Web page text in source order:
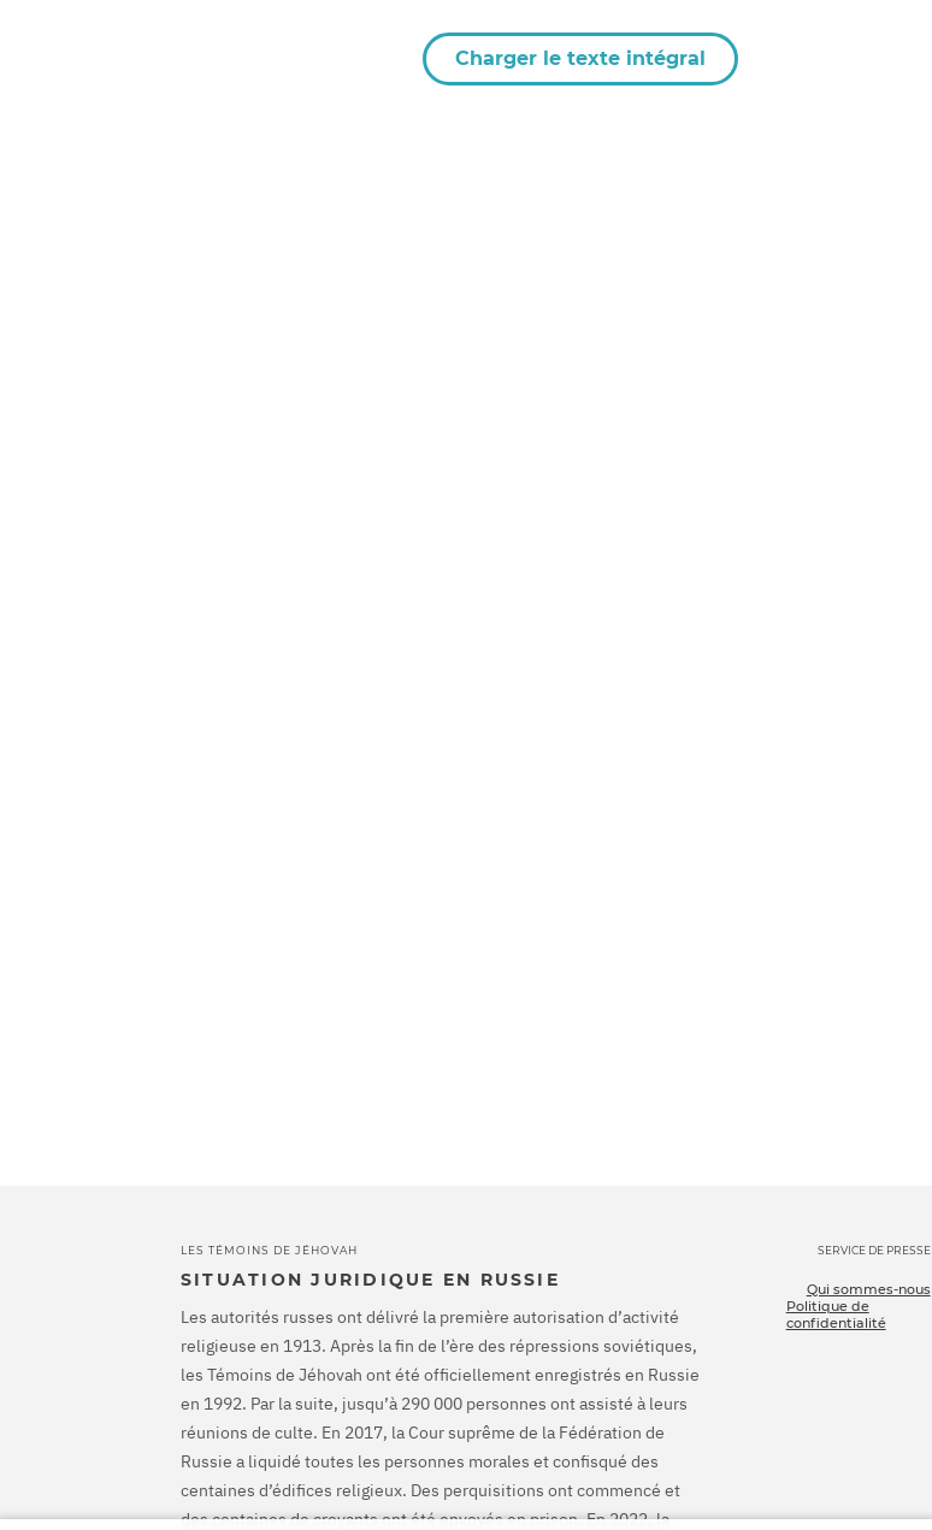
Charger le texte intégral
LES TÉMOINS DE JÉHOVAH
SITUATION JURIDIQUE EN RUSSIE
Les autorités russes ont délivré la première autorisation d’activité
religieuse en 1913. Après la fin de l’ère des répressions soviétiques,
les Témoins de Jéhovah ont été officiellement enregistrés en Russie
en 1992. Par la suite, jusqu’à 290 000 personnes ont assisté à leurs
réunions de culte. En 2017, la Cour suprême de la Fédération de
Russie a liquidé toutes les personnes morales et confisqué des
centaines d’édifices religieux. Des perquisitions ont commencé et
des centaines de croyants ont été envoyés en prison. En 2022, la
SERVICE DE PRESSE
Qui sommes-nous
Politique de
confidentialité